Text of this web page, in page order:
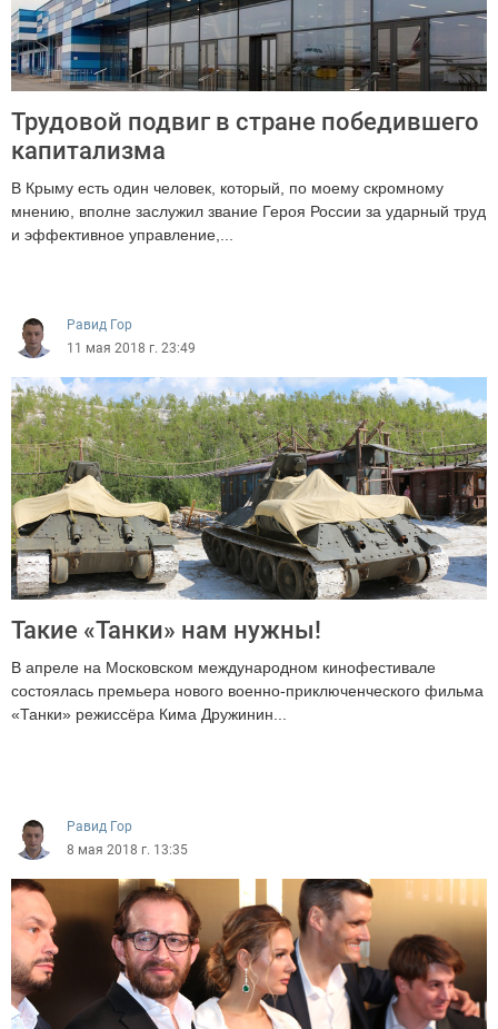
Трудовой подвиг в стране победившего
капитализма
В Крыму есть один человек, который, по моему скромному
мнению, вполне заслужил звание Героя России за ударный труд
и эффективное управление,...
Равид Гор
11 мая 2018 г. 23:49
Такие «Танки» нам нужны!
В апреле на Московском международном кинофестивале
состоялась премьера нового военно-приключенческого фильма
«Танки» режиссёра Кима Дружинин...
Равид Гор
8 мая 2018 г. 13:35